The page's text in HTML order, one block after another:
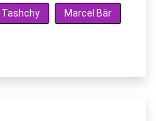
Tashchy Marcel Bär